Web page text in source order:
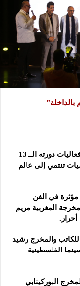
بالداخلة”
يواصل “المهرجان الدولي للفيلم بالداخلة” فعاليات دورته الــ 13
تنتمي إلى عالم
بتكريم 3 شخصيات مؤثرة في الفن
المغربية مريم
أحرار.
للكاتب والمخرج رشيد
الفلسطينية
البوركينابي